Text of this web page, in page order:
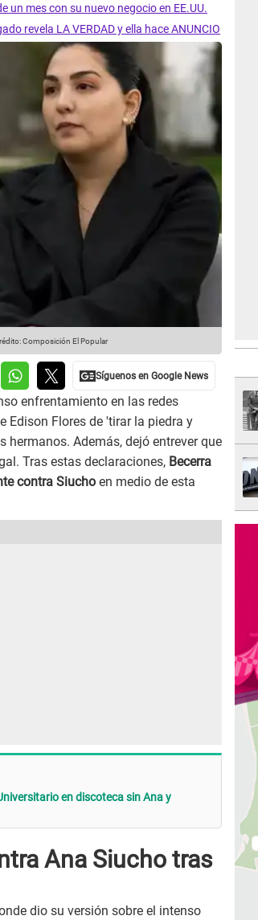
un mes con su nuevo negocio en EE.UU.
revela LA VERDAD y ella hace ANUNCIO
Composición El Popular
enfrentamiento en las redes
Edison Flores de 'tirar la piedra y
hermanos. Además, dejó entrever que
Tras estas declaraciones, Becerra
contra Siucho en medio de esta
en discoteca sin Ana y
Ana Siucho tras
dio su versión sobre el intenso